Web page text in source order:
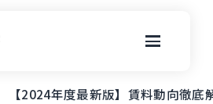
【2024年度最新版】賃料動向徹